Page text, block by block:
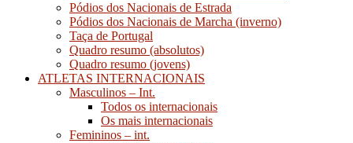
Pódios dos Nacionais de Estrada
Pódios dos Nacionais de Marcha (inverno)
Taça de Portugal
Quadro resumo (absolutos)
Quadro resumo (jovens)
ATLETAS INTERNACIONAIS
Masculinos – Int.
Todos os internacionais
Os mais internacionais
Femininos – int.